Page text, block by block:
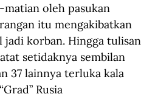
oleh pasukan
itu mengakibatkan
jadi korban. Hingga tulisan
setidaknya sembilan
37 lainnya terluka kala
Rusia